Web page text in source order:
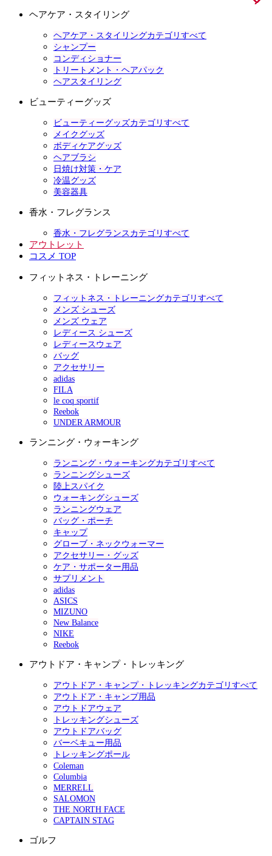
ヘアケア・スタイリング
ヘアケア・スタイリングカテゴリすべて
シャンプー
コンディショナー
トリートメント・ヘアパック
ヘアスタイリング
ビューティーグッズ
ビューティーグッズカテゴリすべて
メイクグッズ
ボディケアグッズ
ヘアブラシ
日焼け対策・ケア
冷温グッズ
美容器具
香水・フレグランス
香水・フレグランスカテゴリすべて
アウトレット
コスメ TOP
フィットネス・トレーニング
フィットネス・トレーニングカテゴリすべて
メンズ シューズ
メンズ ウェア
レディース シューズ
レディースウェア
バッグ
アクセサリー
adidas
FILA
le coq sportif
Reebok
UNDER ARMOUR
ランニング・ウォーキング
ランニング・ウォーキングカテゴリすべて
ランニングシューズ
陸上スパイク
ウォーキングシューズ
ランニングウェア
バッグ・ポーチ
キャップ
グローブ・ネックウォーマー
アクセサリー・グッズ
ケア・サポーター用品
サプリメント
adidas
ASICS
MIZUNO
New Balance
NIKE
Reebok
アウトドア・キャンプ・トレッキング
アウトドア・キャンプ・トレッキングカテゴリすべて
アウトドア・キャンプ用品
アウトドアウェア
トレッキングシューズ
アウトドアバッグ
バーベキュー用品
トレッキングポール
Coleman
Columbia
MERRELL
SALOMON
THE NORTH FACE
CAPTAIN STAG
ゴルフ